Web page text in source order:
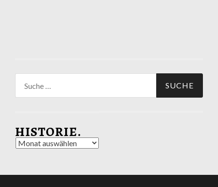
nach:
HISTORIE.
Historie.